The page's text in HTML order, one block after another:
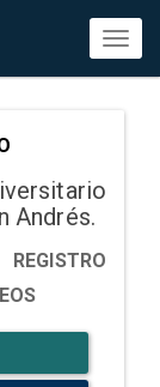
Andrés.